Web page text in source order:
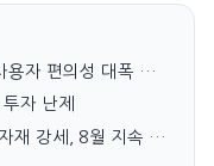
용자 편의성 대폭 향
자 난제
재 강세, 8월 지속 가